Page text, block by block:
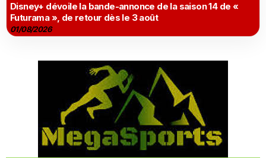
Disney+ dévoile la bande-annonce de la saison 14 de «
Futurama », de retour dès le 3 août
01/08/2026